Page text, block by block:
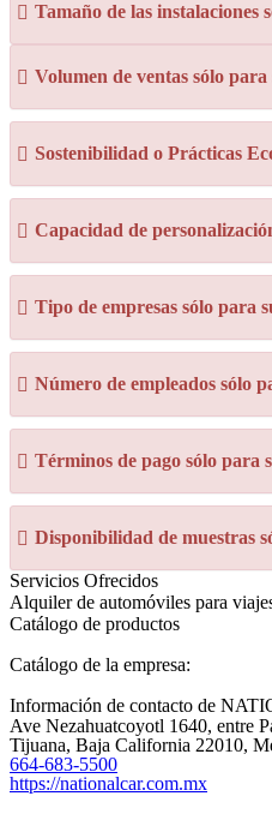
Tamaño de las instalaciones
Volumen de ventas sólo
Sostenibilidad o Prácticas
Capacidad de
Tipo de empresas sólo para
Número de empleados sólo
Términos de pago sólo para
Disponibilidad de muestras
Servicios Ofrecidos
Alquiler de automóviles para
Catálogo de productos
Catálogo de la empresa:
Información de contacto de
Ave Nezahuatcoyotl 1640, entre
Tijuana, Baja California 22010,
664-683-5500
https://nationalcar.com.mx